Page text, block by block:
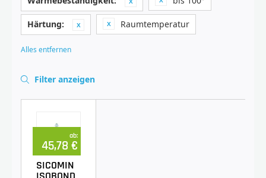
Härtung: Raumtemperatur
Alles entfernen
Filter anzeigen
ab:
45,78 €
SICOMIN